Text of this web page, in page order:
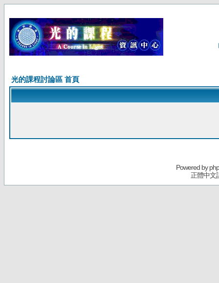
光的課程討論區 首頁
Powered by
正體中文